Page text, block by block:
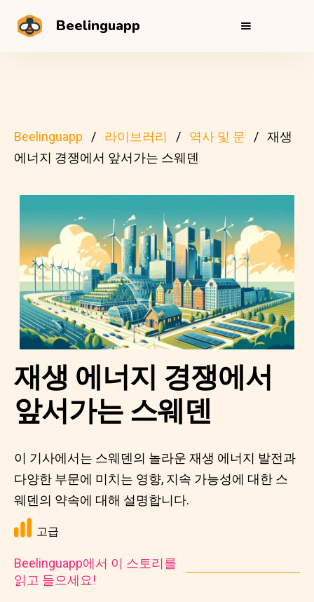
Beelinguapp
Beelinguapp 라이브러리 역사 및 문
재생
에너지 경쟁에서 앞서가는 스웨덴
재생 에너지 경쟁에서
앞서가는 스웨덴
이 기사에서는 스웨덴의 놀라운 재생 에너지 발전과
다양한 부문에 미치는 영향, 지속 가능성에 대한 스
웨덴의 약속에 대해 설명합니다.
고급
Beelinguapp에서 이 스토리를
읽고 들으세요!